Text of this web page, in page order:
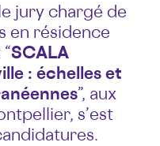
jury chargé de
en résidence
SCALA
: échelles et
”, aux
s’est